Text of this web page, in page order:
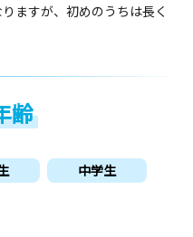
ますが、初めのうちは長く
齢
中学生